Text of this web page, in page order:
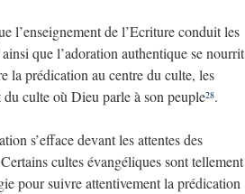
l’enseignement de l’Ecriture conduit les
que l’adoration authentique se nourrit
la prédication au centre du culte, les
du culte où Dieu parle à son peuple28.
s’efface devant les attentes des
cultes évangéliques sont tellement
pour suivre attentivement la prédication